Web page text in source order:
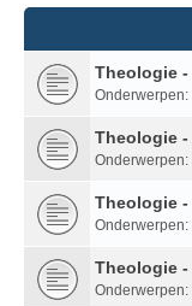
Theologie -
Onderwerpen:
Theologie -
Onderwerpen:
Theologie -
Onderwerpen:
Theologie
Onderwerpen: